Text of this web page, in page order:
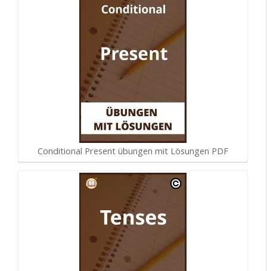
Conditional Present übungen mit Lösungen PDF